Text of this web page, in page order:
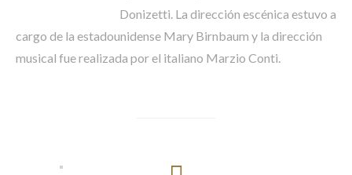
Donizetti. La dirección escénica estuvo a
cargo de la estadounidense Mary Birnbaum y la dirección
musical fue realizada por el italiano Marzio Conti.